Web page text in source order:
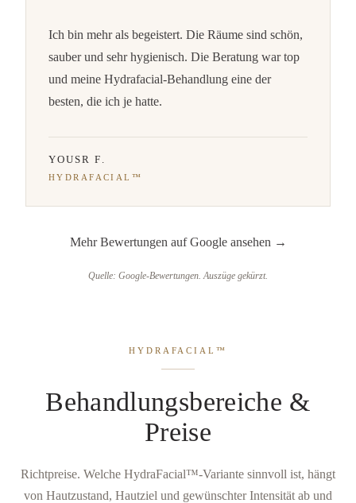
Ich bin mehr als begeistert. Die Räume sind schön,
sauber und sehr hygienisch. Die Beratung war top
und meine Hydrafacial-Behandlung eine der
besten, die ich je hatte.
YOUSR F.
HYDRAFACIAL™
Mehr Bewertungen auf Google ansehen →
Quelle: Google-Bewertungen. Auszüge gekürzt.
HYDRAFACIAL™
Behandlungsbereiche &
Preise
Richtpreise. Welche HydraFacial™-Variante sinnvoll ist, hängt
von Hautzustand, Hautziel und gewünschter Intensität ab und